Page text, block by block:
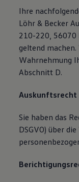
Ihre
Löhr & Becker
210-220, 56070
geltend
Wahrnehmung
Abschnitt D.
Auskunftsrecht
Sie haben das
DSGVO) über